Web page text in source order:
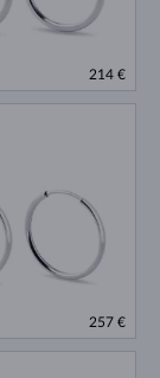
214 €
257 €